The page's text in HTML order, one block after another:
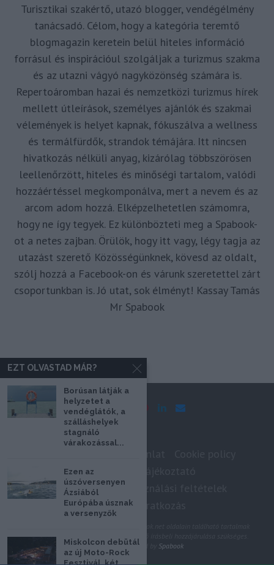
Turisztikai szakértő, utazó blogger, vendégélmény
tanácsadó. Célom, hogy a kategória teremtő
blogmagazin keretein belül hiteles információ
forrásul és inspirációul szolgáljak a turizmus szakma
és az utazni vágyó nagyközönség számára is.
Repertoáromban hazai és nemzetközi turizmus hírek
mellett útleírások, személyes ajánlók és szakmai
vélemények is helyet kapnak, fókuszálva a wellness
és termálfürdők, strandok témájára. Itt nincsen
hivatkozás nélküli anyag, kizárólag többszörösen
leellenőrzött, hiteles és minőségi tartalom, valódi
hozzáértéssel megkomponálva, mert a nevem és az
arcom adom hozzá. Elképzelhetetlen számomra,
hogy ne így tegyek. Ez különbözteti meg a Spabook-
ot a netes zajban. Örülök, hogy itt vagy, légy tagja az
utazást szerető Közösségünknek, kövesd az oldalt,
szólj hozzá a Facebook-on és várunk szeretettel zárt
csoportunkban is. Jó utat, sok élményt! Kassay Tamás
Mr Spabook
Adatkezelési tájékoztató
Szerzői jogok, felhasználási feltételek
Hírlevél feliratkozás
felhasználásához, újraközléséhez a szerző írásbeli hozzájárulása szükséges.
All Rights Reserved by Spabook
EZT OLVASTAD MÁR?
Borúsan látják a
helyzetet a
vendéglátók, a
szálláshelyek
stagnáló
várakozással...
Ezen az
úszóversenyen
Ázsiából
Európába úsznak
a versenyzők
Miskolcon debütál
az új Moto-Rock
Fesztivál, két